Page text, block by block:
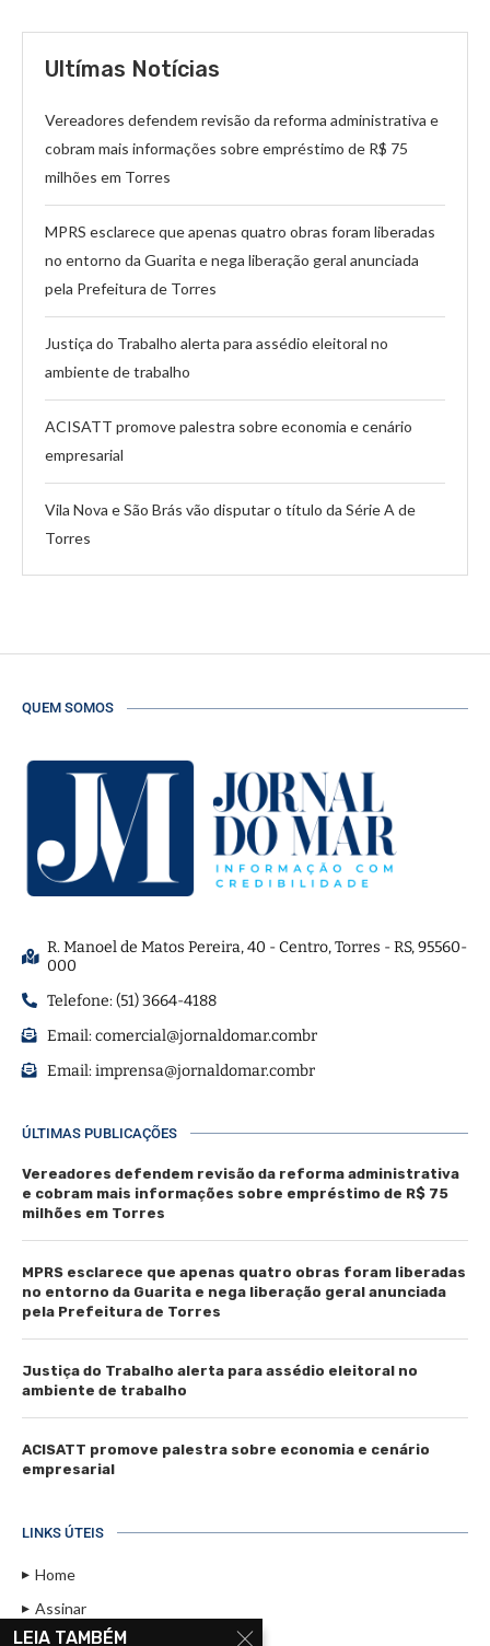
Ultímas Notícias
Vereadores defendem revisão da reforma administrativa e
cobram mais informações sobre empréstimo de R$ 75
milhões em Torres
MPRS esclarece que apenas quatro obras foram liberadas
no entorno da Guarita e nega liberação geral anunciada
pela Prefeitura de Torres
Justiça do Trabalho alerta para assédio eleitoral no
ambiente de trabalho
ACISATT promove palestra sobre economia e cenário
empresarial
Vila Nova e São Brás vão disputar o título da Série A de
Torres
QUEM SOMOS
R. Manoel de Matos Pereira, 40 - Centro, Torres - RS, 95560-
000
Telefone: (51) 3664-4188
Email:comercial@jornaldomar.combr
Email:imprensa@jornaldomar.combr
ÚLTIMAS PUBLICAÇÕES
Vereadores defendem revisão da reforma administrativa
e cobram mais informações sobre empréstimo de R$ 75
milhões em Torres
MPRS esclarece que apenas quatro obras foram liberadas
no entorno da Guarita e nega liberação geral anunciada
pela Prefeitura de Torres
Justiça do Trabalho alerta para assédio eleitoral no
ambiente de trabalho
ACISATT promove palestra sobre economia e cenário
empresarial
LINKS ÚTEIS
Home
Assinar
Contato
LEIA TAMBÉM